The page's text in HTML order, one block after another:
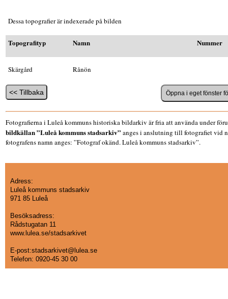
Dessa topografier är indexerade på bilden
Topografityp Namn Nummer
Skärgård Rånön
Fotografierna i Luleå kommuns historiska bildarkiv är fria att använda under
bildkällan ”Luleå kommuns stadsarkiv” anges i anslutning till fotografiet vid
fotografens namn anges: ”Fotograf okänd. Luleå kommuns stadsarkiv”.
Adress:
Luleå kommuns stadsarkiv
971 85 Luleå
Besöksadress:
Rådstugatan 11
www.lulea.se/stadsarkivet
E-post:stadsarkivet@lulea.se
Telefon: 0920-45 30 00